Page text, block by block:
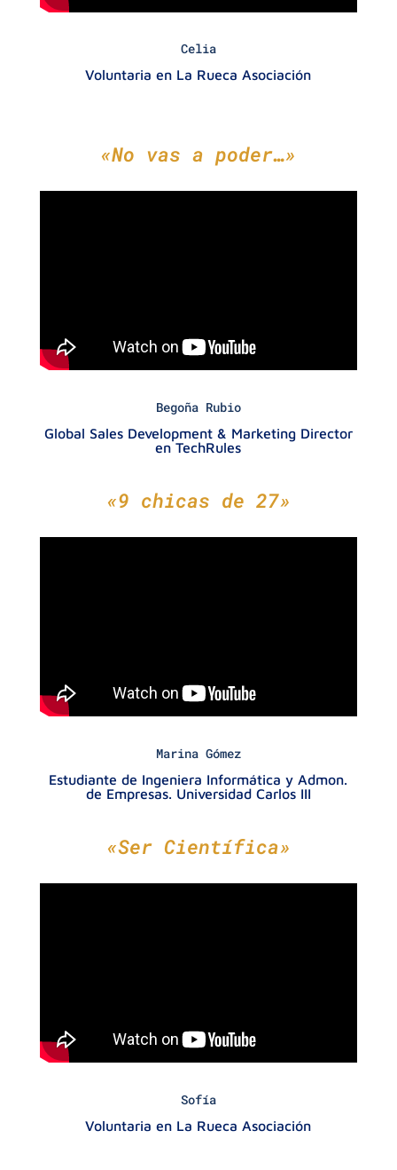
Celia
Voluntaria en La Rueca Asociación
«No vas a poder…»
Begoña Rubio
Global Sales Development & Marketing Director
en TechRules
«9 chicas de 27»
Marina Gómez
Estudiante de Ingeniera Informática y Admon.
de Empresas. Universidad Carlos III
«Ser Científica»
Sofía
Voluntaria en La Rueca Asociación